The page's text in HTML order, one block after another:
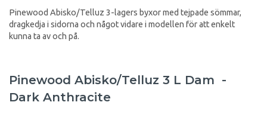
Pinewood Abisko/Telluz 3-lagers byxor med tejpade sömmar,
dragkedja i sidorna och något vidare i modellen för att enkelt
kunna ta av och på.
Pinewood Abisko/Telluz 3 L Dam -
Dark Anthracite